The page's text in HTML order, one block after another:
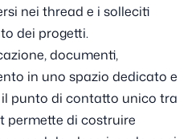
nei thread e i solleciti
dei progetti.
documenti,
in uno spazio dedicato e
punto di contatto unico tra
permette di costruire